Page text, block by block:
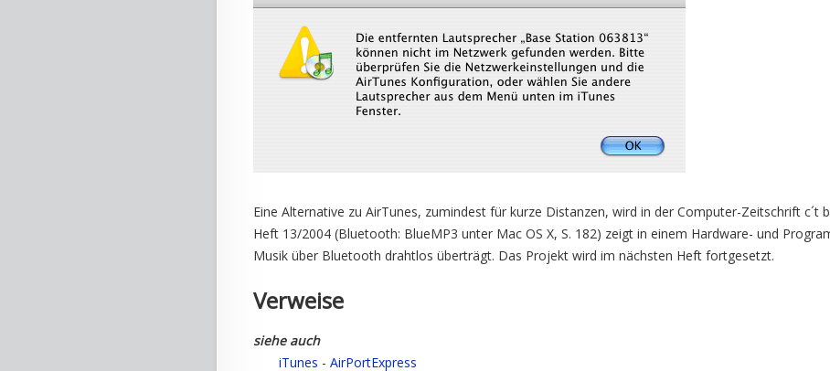
Eine Alternative zu AirTunes, zumindest für kurze Distanzen, wird in der Computer-Zeitschrift c´t
Heft 13/2004 (Bluetooth: BlueMP3 unter Mac OS X, S. 182) zeigt in einem Hardware- und
Musik über Bluetooth drahtlos überträgt. Das Projekt wird im nächsten Heft fortgesetzt.
Verweise
siehe auch
iTunes - AirPortExpress